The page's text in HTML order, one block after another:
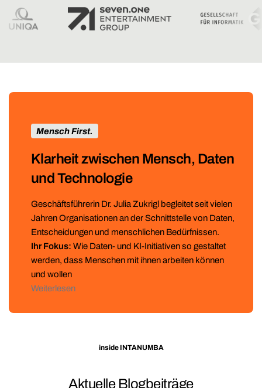
Mensch First.
Klarheit zwischen Mensch, Daten
und Technologie
Geschäftsführerin Dr. Julia Zukrigl begleitet seit vielen
Jahren Organisationen an der Schnittstelle von Daten,
Entscheidungen und menschlichen Bedürfnissen.
Ihr Fokus: Wie Daten- und KI-Initiativen so gestaltet
werden, dass Menschen mit ihnen arbeiten können
und wollen
Weiterlesen
inside INTANUMBA
Aktuelle Blogbeiträge